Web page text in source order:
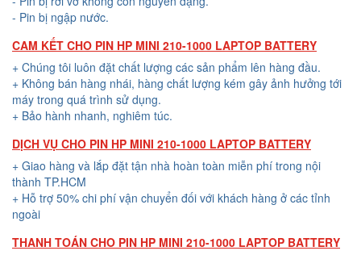
- Pin bị ngập nước.
CAM KẾT CHO PIN HP MINI 210-1000 LAPTOP BATTERY
+ Chúng tôi luôn đặt chất lượng các sản phẩm lên hàng đầu.
+ Không bán hàng nhái, hàng chất lượng kém gây ảnh hưởng tới
máy trong quá trình sử dụng.
+ Bảo hành nhanh, nghiêm túc.
DỊCH VỤ CHO PIN HP MINI 210-1000 LAPTOP BATTERY
+ Giao hàng và lắp đặt tận nhà hoàn toàn miễn phí trong nội
thành TP.HCM
+ Hỗ trợ 50% chi phí vận chuyển đối với khách hàng ở các tỉnh
ngoài
THANH TOÁN CHO PIN HP MINI 210-1000 LAPTOP BATTERY